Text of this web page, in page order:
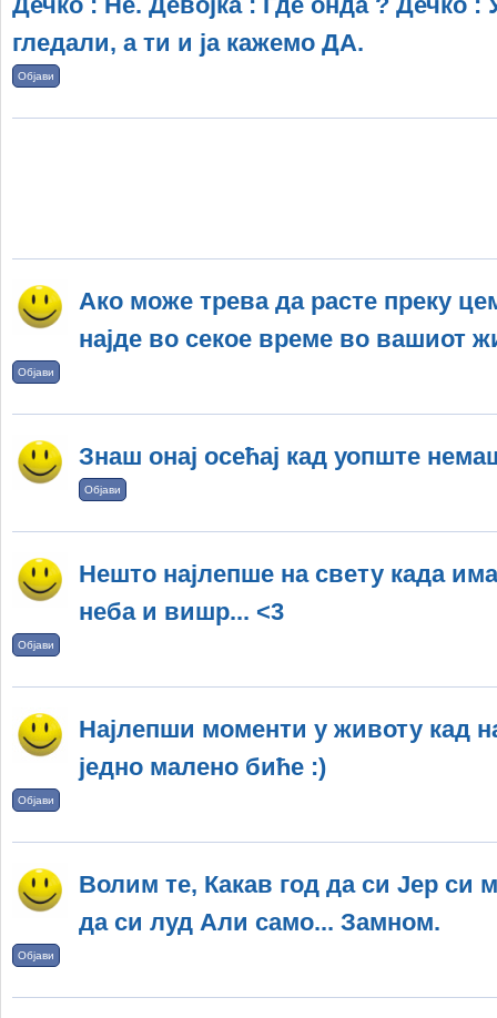
гледали, а ти и ја кажемо ДА.
Објави
Ако може трева да расте преку
најде во секое време во вашиот
Објави
Знаш онај осећај кад уопште
Објави
Нешто најлепше на свету када
неба и вишр... <3
Објави
Најлепши моменти у животу кад
једно малено биће :)
Објави
Волим те, Какав год да си Јер си
да си луд Али само... Замном.
Објави